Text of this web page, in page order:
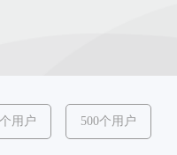
用户 500个用户